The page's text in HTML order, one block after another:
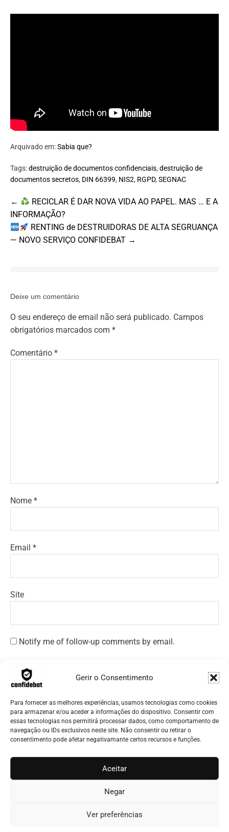
Gerir o Consentimento
Para fornecer as melhores experiências, usamos tecnologias como cookies
para armazenar e/ou aceder a informações do dispositivo. Consentir com
essas tecnologias nos permitirá processar dados, como comportamento de
navegação ou IDs exclusivos neste site. Não consentir ou retirar o
consentimento pode afetar negativamante certos recursos e funções.
Aceitar
Negar
Ver preferências
Arquivado em:Sabia que?
Tags:destruição de documentos confidenciais, destruição de
documentos secretos, DIN 66399, NIS2, RGPD, SEGNAC
Post
Navigation
←
RECICLAR É DAR NOVA VIDA AO PAPEL. MAS … E A
INFORMAÇÃO?
RENTING de DESTRUIDORAS DE ALTA SEGRUANÇA
— NOVO SERVIÇO CONFIDEBAT →
Deixe um comentário
O seu endereço de email não será publicado. Campos
obrigatórios marcados com *
Comentário *
Nome *
Email *
Site
Notify me of follow-up comments by email.
© 2026 - CONFIDEBAT
privacidade sobre nós